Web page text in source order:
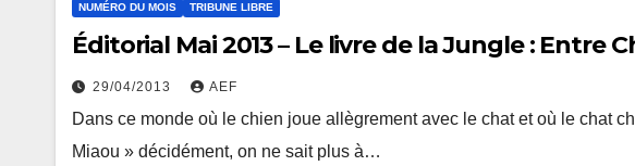
NUMÉRO DU MOIS TRIBUNE LIBRE
Éditorial Mai 2013 – Le livre de la Jungle : Entre
29/04/2013 AEF
Dans ce monde où le chien joue allègrement avec le chat et où le chat
Miaou » décidément, on ne sait plus à…